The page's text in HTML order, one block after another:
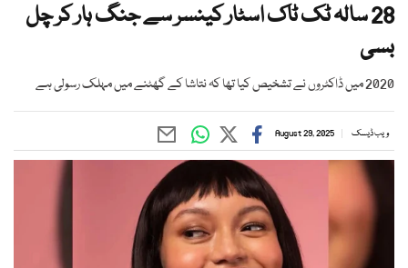
28 سالہ ٹک ٹاک اسٹار کینسر سے جنگ ہار کر چل
بسی
2020 میں ڈاکٹروں نے تشخیص کیا تھا کہ نتاشا کے گھٹنے میں مہلک رسولی ہے
ویب ڈیسک August 29, 2025